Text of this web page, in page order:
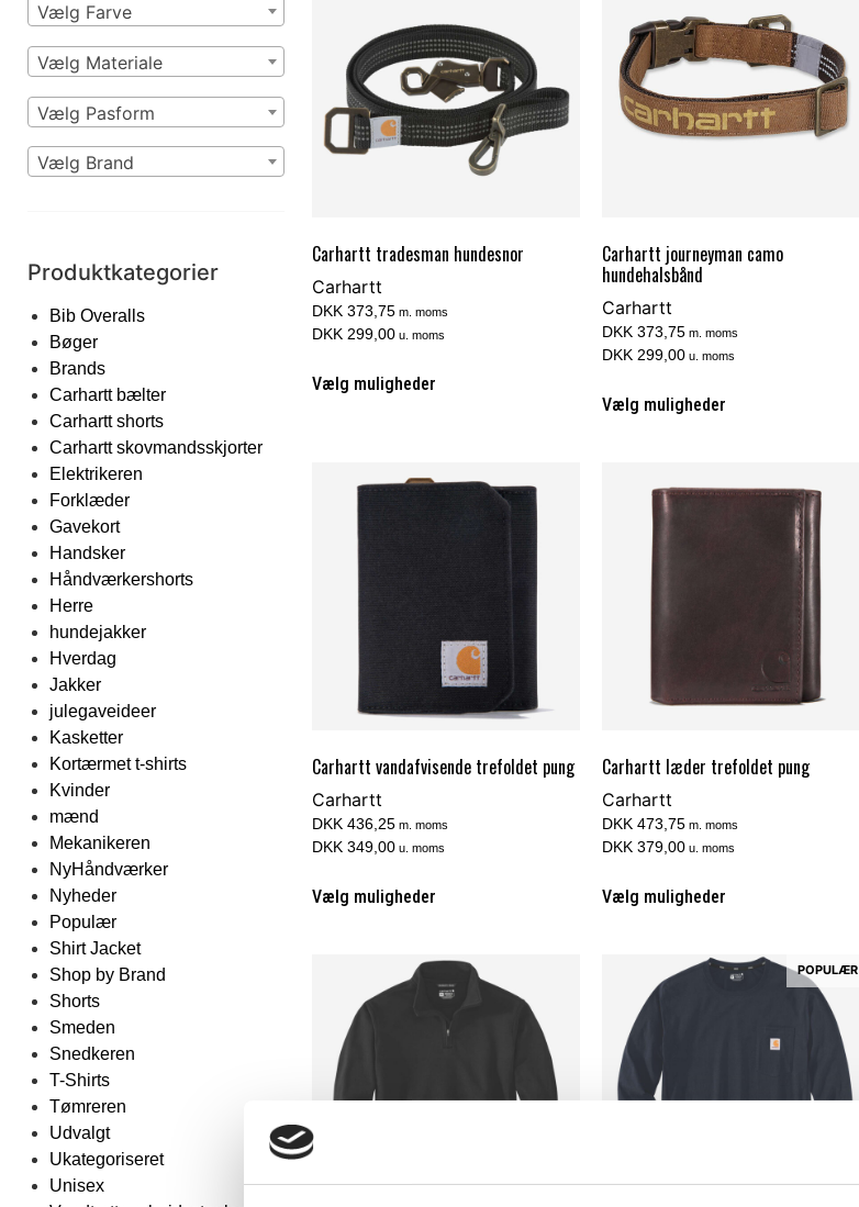
Vælg Farve
Vælg Materiale
Vælg Pasform
Vælg Brand
Produktkategorier
Bib Overalls
Bøger
Brands
Carhartt bælter
Carhartt shorts
Carhartt skovmandsskjorter
Elektrikeren
Forklæder
Gavekort
Handsker
Håndværkershorts
Herre
hundejakker
Hverdag
Jakker
julegaveideer
Kasketter
Kortærmet t-shirts
Kvinder
mænd
Mekanikeren
NyHåndværker
Nyheder
Populær
Shirt Jacket
Shop by Brand
Shorts
Smeden
Snedkeren
T-Shirts
Tømreren
Udvalgt
Ukategoriseret
Unisex
Carhartt tradesman hundesnor
Carhartt
DKK 373,75m. moms
DKK 299,00u. moms
Vælg muligheder
Carhartt journeyman camo
hundehalsbånd
Carhartt
DKK 373,75m. moms
DKK 299,00u. moms
Vælg muligheder
Carhartt vandafvisende trefoldet pung
Carhartt
DKK 436,25m. moms
DKK 349,00u. moms
Vælg muligheder
Carhartt læder trefoldet pung
Carhartt
DKK 473,75m. moms
DKK 379,00u. moms
Vælg muligheder
POPULÆR